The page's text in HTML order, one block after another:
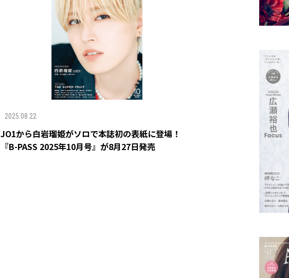
2025.08.22
JO1から白岩瑠姫がソロで本誌初の表紙に登場！
『B-PASS 2025年10月号』が8月27日発売